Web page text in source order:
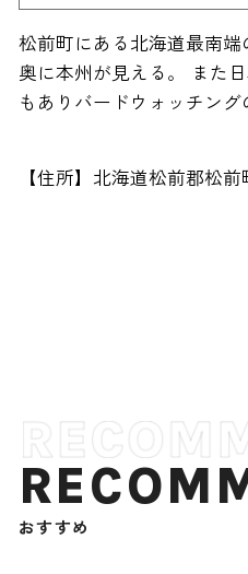
松前町にある北海道最南
奥に本州が見える。 また
もありバードウォッチング
【住所】北海道松前郡松
おすすめ